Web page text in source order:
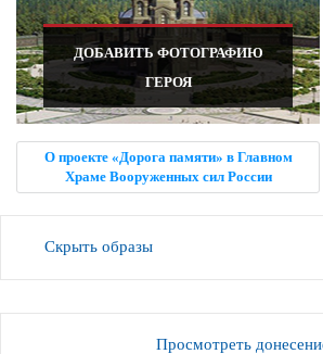
ДОБАВИТЬ ФОТОГРАФИЮ
ГЕРОЯ
О проекте «Дорога памяти» в Главном
Храме Вооруженных сил России
Скрыть образы
Просмотреть